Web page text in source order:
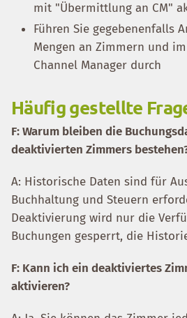
mit "Übermittlung an CM"
Führen Sie gegebenenfalls
Mengen an Zimmern und
Channel Manager durch
Häufig gestellte
F: Warum bleiben die
deaktivierten Zimmers
A: Historische Daten sind für
Buchhaltung und Steuern
Deaktivierung wird nur die
Buchungen gesperrt, die
F: Kann ich ein deaktiviertes
aktivieren?